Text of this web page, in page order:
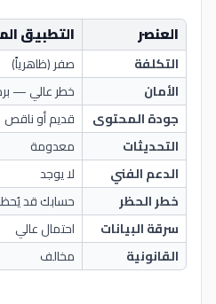
العنصر التطبيق
التكلفة صفر (ظاهرياً)
الأمان
خطر عالي —
جودة المحتوى
قديم أو ناقص
التحديثات
معدومة
الدعم الفني
لا يوجد
خطر الحظر
حسابك قد
سرقة البيانات
احتمال عالي
القانونية
مخالف